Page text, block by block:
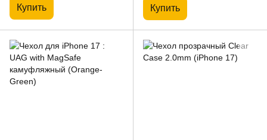
Купить Купить